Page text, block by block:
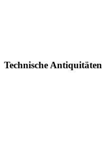
Technische Antiquitäten